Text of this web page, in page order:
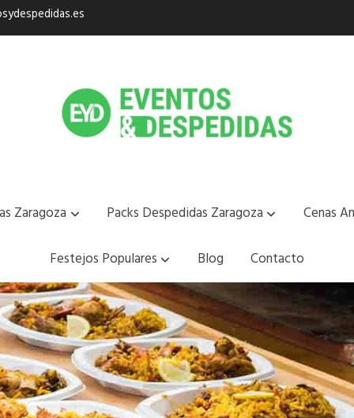
Zaragoza Packs Despedidas Zaragoza Cenas
Festejos Populares Blog Contacto